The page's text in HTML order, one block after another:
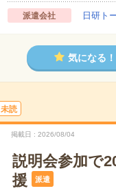
派遣会社 日研ト
気になる！
未読
掲載日 2026/08/04
説明会参加で
援
派遣